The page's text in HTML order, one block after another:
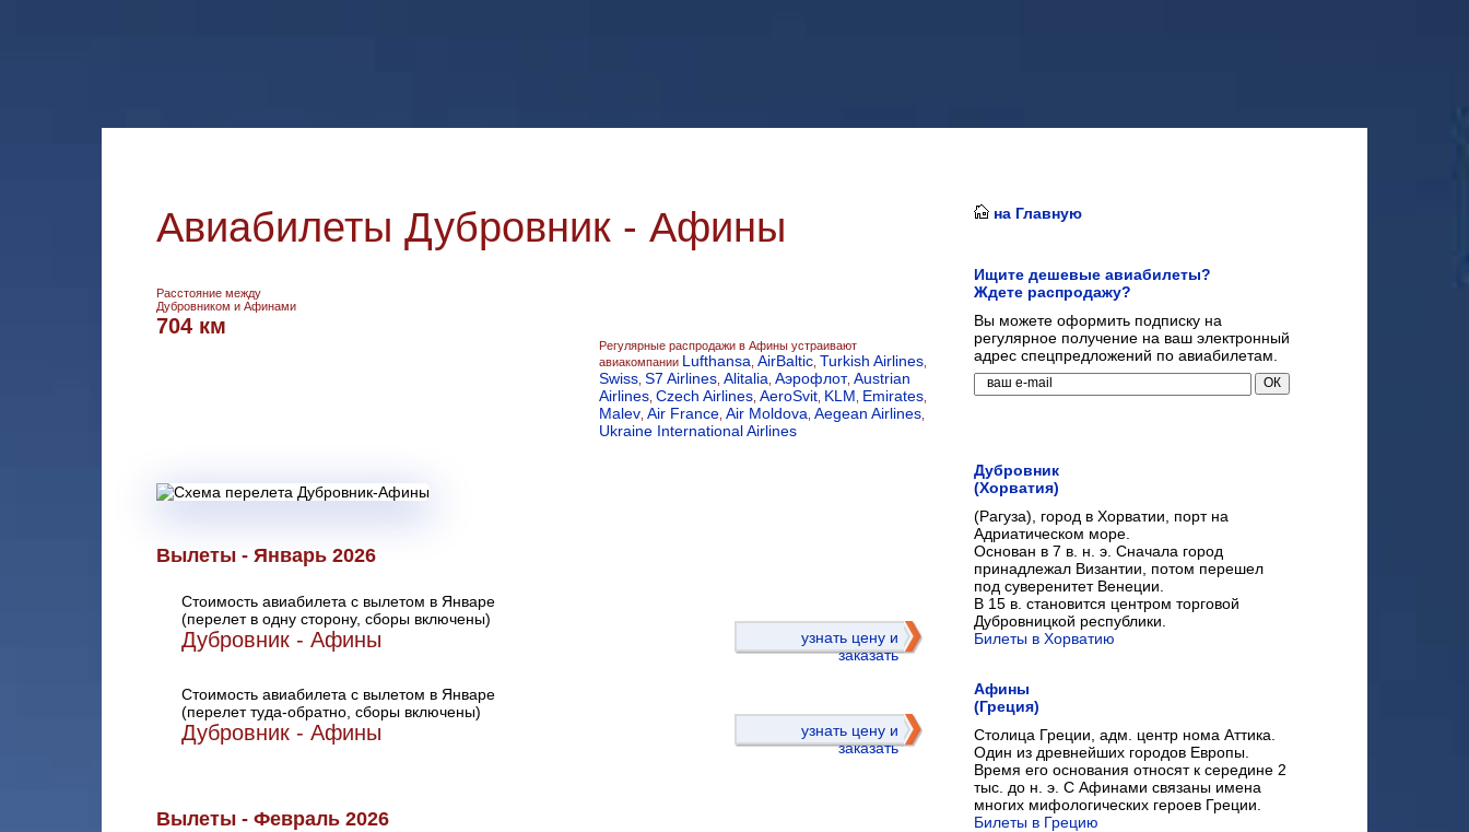
Авиабилеты Дубровник - Афины
Расстояние между
Дубровником и Афинами
704 км
Регулярные распродажи в Афины устраивают
авиакомпании Lufthansa AirBaltic Turkish Airlines
Swiss S7 Airlines Alitalia Аэрофлот, Austrian
Airlines Czech Airlines AeroSvit KLM Emirates
Malev Air France Air Moldova Aegean Airlines
Ukraine International Airlines
Вылеты - Январь 2026
Стоимость авиабилета с вылетом в Январе
(перелет в одну сторону, сборы включены)
Дубровник - Афины
узнать цену и
заказать
Стоимость авиабилета с вылетом в Январе
(перелет туда-обратно, сборы включены)
Дубровник - Афины
узнать цену и
заказать
Вылеты - Февраль 2026
на Главную
Ищите дешевые авиабилеты?
Ждете распродажу?
Вы можете оформить подписку на
регулярное получение на ваш электронный
адрес спецпредложений по авиабилетам.
Дубровник
(Хорватия)
(Рагуза), город в Хорватии, порт на
Адриатическом море.
Основан в 7 в. н. э. Сначала город
принадлежал Византии, потом перешел
под суверенитет Венеции.
В 15 в. становится центром торговой
Дубровницкой республики.
Билеты в Хорватию
Афины
(Греция)
Столица Греции, адм. центр нома Аттика.
Один из древнейших городов Европы.
Время его основания относят к середине 2
тыс. до н. э. С Афинами связаны имена
многих мифологических героев Греции.
Билеты в Грецию